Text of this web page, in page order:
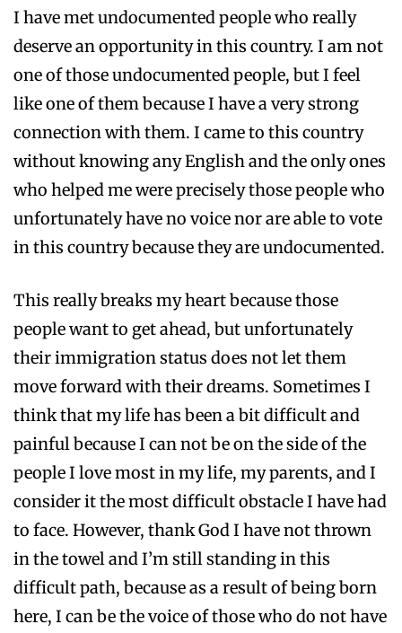
I have met undocumented people who really
deserve an opportunity in this country. I am not
one of those undocumented people, but I feel
like one of them because I have a very strong
connection with them. I came to this country
without knowing any English and the only ones
who helped me were precisely those people who
unfortunately have no voice nor are able to vote
in this country because they are undocumented.
This really breaks my heart because those
people want to get ahead, but unfortunately
their immigration status does not let them
move forward with their dreams. Sometimes I
think that my life has been a bit difficult and
painful because I can not be on the side of the
people I love most in my life, my parents, and I
consider it the most difficult obstacle I have had
to face. However, thank God I have not thrown
in the towel and I’m still standing in this
difficult path, because as a result of being born
here, I can be the voice of those who do not have